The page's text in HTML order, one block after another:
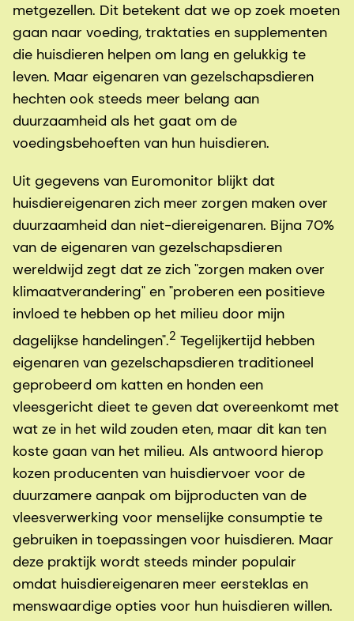
metgezellen. Dit betekent dat we op zoek moeten
gaan naar voeding, traktaties en supplementen
die huisdieren helpen om lang en gelukkig te
leven. Maar eigenaren van gezelschapsdieren
hechten ook steeds meer belang aan
duurzaamheid als het gaat om de
voedingsbehoeften van hun huisdieren.
Uit gegevens van Euromonitor blijkt dat
huisdiereigenaren zich meer zorgen maken over
duurzaamheid dan niet-diereigenaren. Bijna 70%
van de eigenaren van gezelschapsdieren
wereldwijd zegt dat ze zich "zorgen maken over
klimaatverandering" en "proberen een positieve
invloed te hebben op het milieu door mijn
dagelijkse handelingen".2 Tegelijkertijd hebben
eigenaren van gezelschapsdieren traditioneel
geprobeerd om katten en honden een
vleesgericht dieet te geven dat overeenkomt met
wat ze in het wild zouden eten, maar dit kan ten
koste gaan van het milieu. Als antwoord hierop
kozen producenten van huisdiervoer voor de
duurzamere aanpak om bijproducten van de
vleesverwerking voor menselijke consumptie te
gebruiken in toepassingen voor huisdieren. Maar
deze praktijk wordt steeds minder populair
omdat huisdiereigenaren meer eersteklas en
menswaardige opties voor hun huisdieren willen.